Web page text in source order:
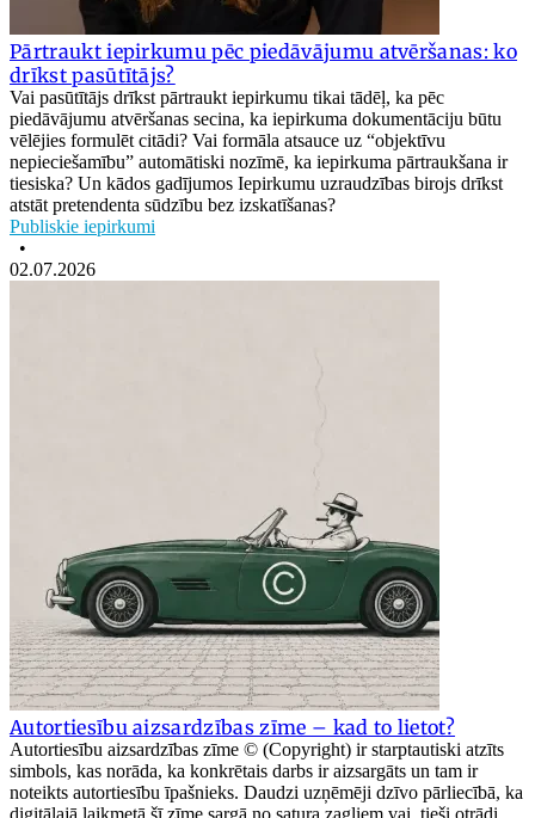
Pārtraukt iepirkumu pēc piedāvājumu atvēršanas: ko
drīkst pasūtītājs?
Vai pasūtītājs drīkst pārtraukt iepirkumu tikai tādēļ, ka pēc
piedāvājumu atvēršanas secina, ka iepirkuma dokumentāciju būtu
vēlējies formulēt citādi? Vai formāla atsauce uz “objektīvu
nepieciešamību” automātiski nozīmē, ka iepirkuma pārtraukšana ir
tiesiska? Un kādos gadījumos Iepirkumu uzraudzības birojs drīkst
atstāt pretendenta sūdzību bez izskatīšanas?
Publiskie iepirkumi
•
02.07.2026
Autortiesību aizsardzības zīme – kad to lietot?
Autortiesību aizsardzības zīme © (Copyright) ir starptautiski atzīts
simbols, kas norāda, ka konkrētais darbs ir aizsargāts un tam ir
noteikts autortiesību īpašnieks. Daudzi uzņēmēji dzīvo pārliecībā, ka
digitālajā laikmetā šī zīme sargā no satura zagļiem vai, tieši otrādi,